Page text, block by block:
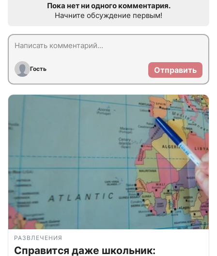
Пока нет ни одного комментария.
Начните обсуждение первым!
Гость Отправить
РАЗВЛЕЧЕНИЯ
Справится даже школьник: